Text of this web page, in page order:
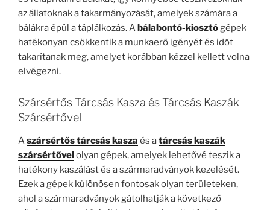
az állatoknak a takarmányozását, amelyek számára a
bálákra épül a táplálkozás.A bálabontó-kiosztógépek
hatékonyan csökkentik a munkaerő igényét és időt
takarítanak meg, amelyet korábban kézzel kellett volna
elvégezni.
Szársértős Tárcsás Kasza és Tárcsás Kaszák
Szársértővel
Aszársértős tárcsás kasza és atárcsás kaszák
szársértővelolyan gépek, amelyek lehetővé teszik a
hatékony kaszálást és a szármaradványok kezelését.
Ezek a gépek különösen fontosak olyan területeken,
ahol a szármaradványok gátolhatják a következő